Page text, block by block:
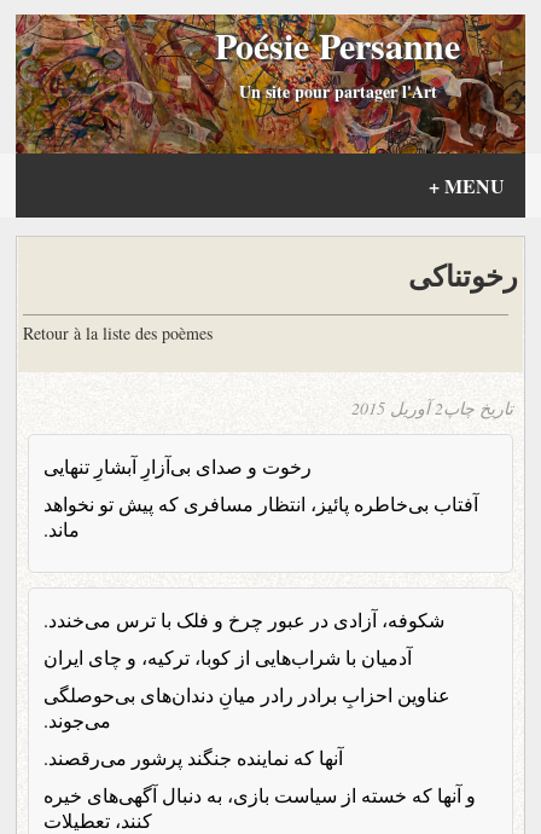
Poésie Persanne
Un site pour partager l'Art
MENU
+
رخوتناکی
Retour à la liste des poèmes
تاریخ چاپ2 آوریل 2015
رخوت و صدای بی‌آزارِ آبشارِ تنهایی
آفتاب بی‌خاطره پائیز، انتظار مسافری که پیش تو نخواهد
ماند.
شکوفه، آزادی در عبور چرخ و فلک با ترس می‌خندد.
آدمیان با شراب‌هایی از کوبا، ترکیه، و چای ایران
عناوین احزابِ برادر رادر میانِ دندان‌های بی‌حوصلگی
می‌جوند.
آنها که نماینده جنگند پرشور می‌رقصند.
و آنها که خسته از سیاست بازی، به دنبال آگهی‌های خیره
کنند، تعطیلات